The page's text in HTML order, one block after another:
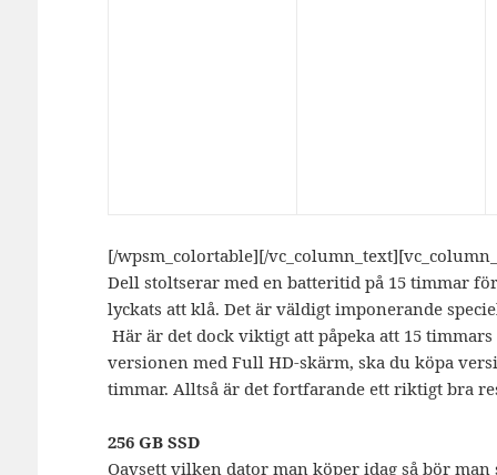
[/wpsm_colortable][/
Dell stoltserar med en batteritid på 15 timmar
lyckats att klå. Det är väldigt imponerande
Här är det dock viktigt att påpeka att 15
versionen med Full HD-skärm, ska du köpa
timmar. Alltså är det fortfarande ett riktigt bra
256 GB SSD
Oavsett vilken dator man köper idag så bör man